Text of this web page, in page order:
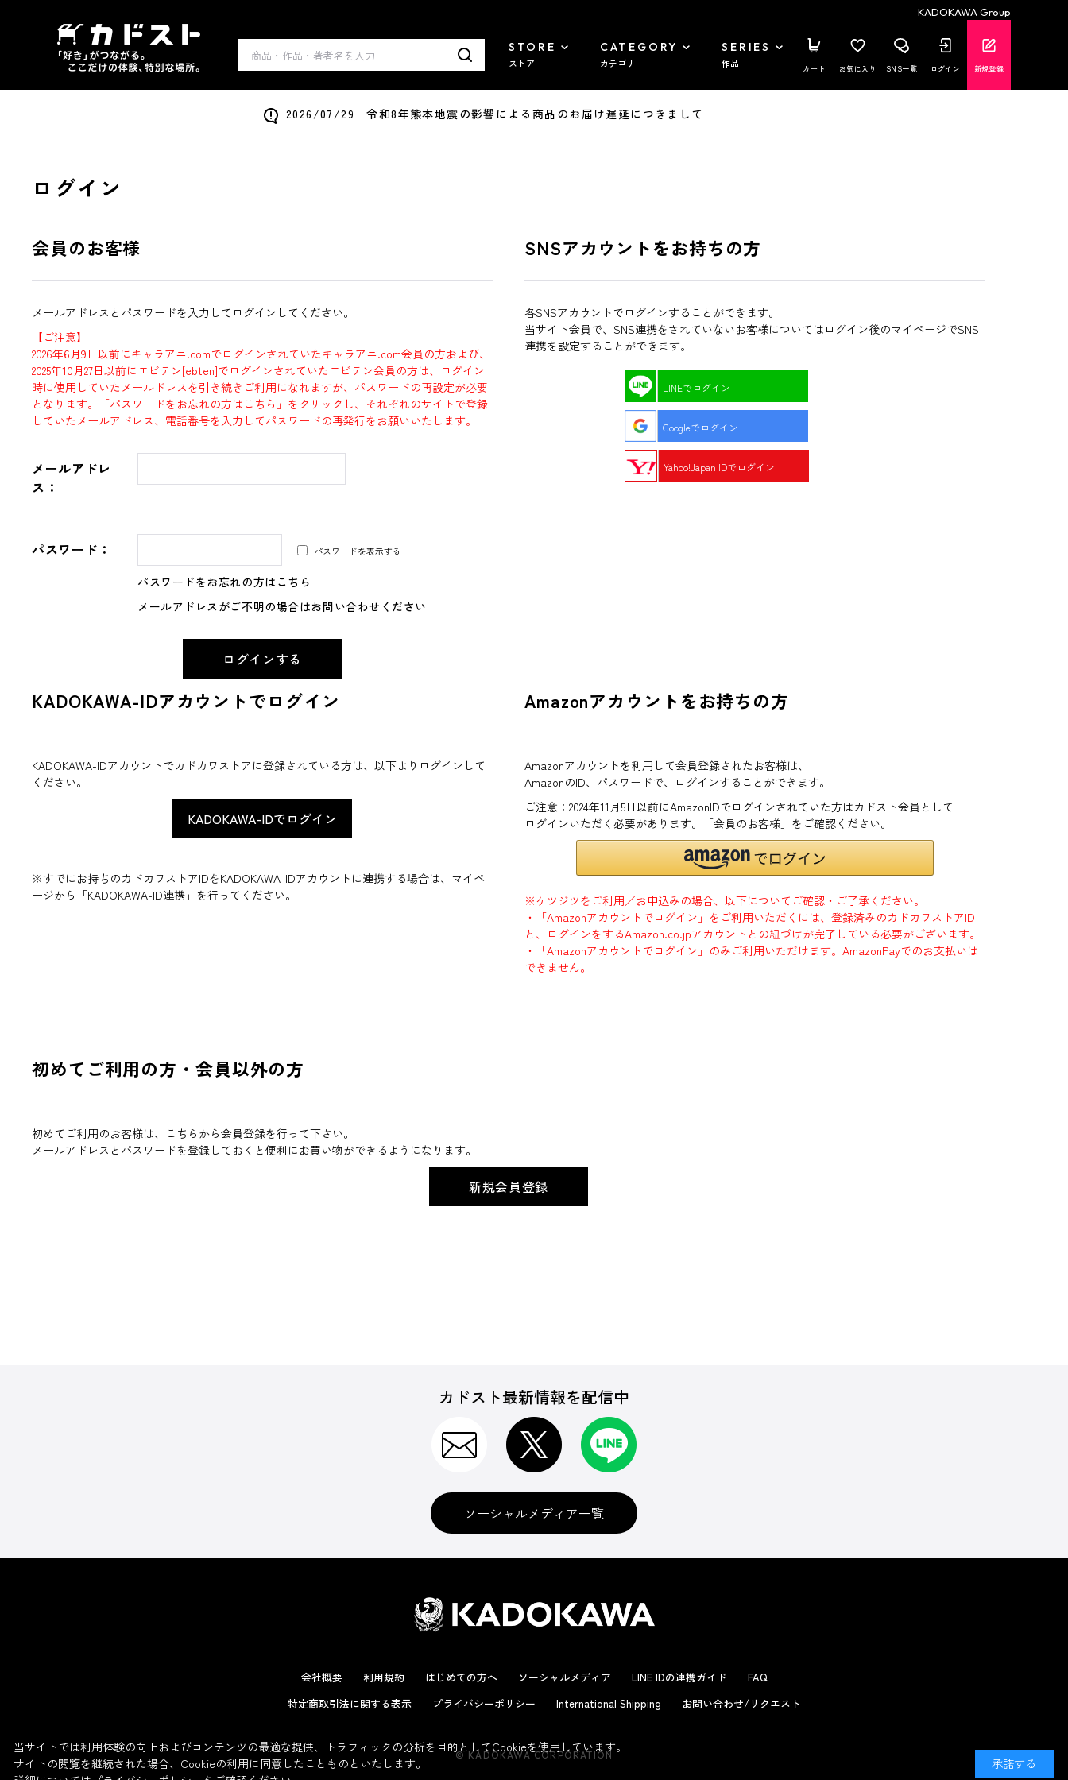
KADOKAWA Group
STORE
ストア
CATEGORY
カテゴリ
SERIES
作品 カート お気に入り SNS一覧 ログイン 新規登録
2026/07/29 令和8年熊本地震の影響による商品のお届け遅延につきまして
ログイン
会員のお客様
メールアドレスとパスワードを入力してログインしてください。
【ご注意】
2026年6月9日以前にキャラアニ.comでログインされていたキャラアニ.com会員の方および、
2025年10月27日以前にエビテン[ebten]でログインされていたエビテン会員の方は、ログイン
時に使用していたメールドレスを引き続きご利用になれますが、パスワードの再設定が必要
となります。「パスワードをお忘れの方はこちら」をクリックし、それぞれのサイトで登録
していたメールアドレス、電話番号を入力してパスワードの再発行をお願いいたします。
メールアドレ
ス：
パスワード： パスワードを表示する
パスワードをお忘れの方はこちら
メールアドレスがご不明の場合はお問い合わせください
KADOKAWA-IDアカウントでログイン
KADOKAWA-IDアカウントでカドカワストアに登録されている方は、以下よりログインして
ください。
※すでにお持ちのカドカワストアIDをKADOKAWA-IDアカウントに連携する場合は、マイペ
ージから「KADOKAWA-ID連携」を行ってください。
SNSアカウントをお持ちの方
各SNSアカウントでログインすることができます。
当サイト会員で、SNS連携をされていないお客様についてはログイン後のマイページでSNS
連携を設定することができます。
LINEでログイン
Googleでログイン
Yahoo!Japan IDでログイン
Amazonアカウントをお持ちの方
Amazonアカウントを利用して会員登録されたお客様は、
AmazonのID、パスワードで、ログインすることができます。
ご注意：2024年11月5日以前にAmazonIDでログインされていた方はカドスト会員として
ログインいただく必要があります。「会員のお客様」をご確認ください。
※ケツジツをご利用／お申込みの場合、以下についてご確認・ご了承ください。
・「Amazonアカウントでログイン」をご利用いただくには、登録済みのカドカワストアID
と、ログインをするAmazon.co.jpアカウントとの紐づけが完了している必要がございます。
・「Amazonアカウントでログイン」のみご利用いただけます。AmazonPayでのお支払いは
できません。
初めてご利用の方・会員以外の方
初めてご利用のお客様は、こちらから会員登録を行って下さい。
メールアドレスとパスワードを登録しておくと便利にお買い物ができるようになります。
カドスト最新情報を配信中
ソーシャルメディア一覧
会社概要 利用規約 はじめての方へ ソーシャルメディア LINE IDの連携ガイド
FAQ
特定商取引法に関する表示
プライバシーポリシー International Shipping お問い合わせ/リクエスト
© KADOKAWA CORPORATION
当サイトでは利用体験の向上およびコンテンツの最適な提供、トラフィックの分析を目的としてCookieを使用しています。
サイトの閲覧を継続された場合、Cookieの利用に同意したことものといたします。
承諾する